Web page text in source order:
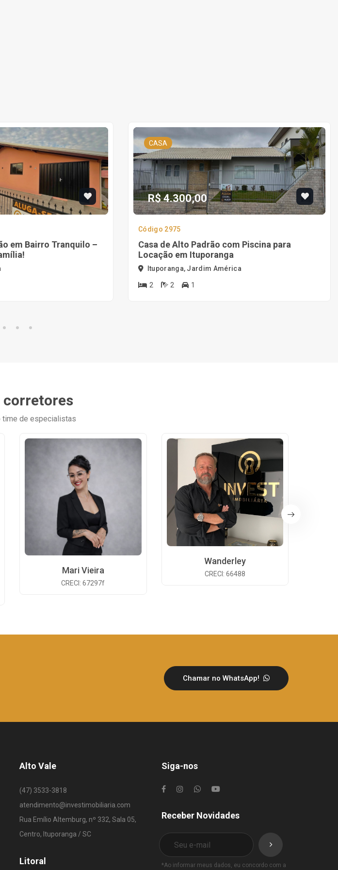
em Bairro Tranquilo –
CASA
R$ 4.300,00
Código 2975
Casa de Alto Padrão com Piscina para
Locação em Ituporanga
Ituporanga, Jardim América
2 2 1
corretores
time de especialistas
Mari Vieira
CRECI: 67297f
Wanderley
CRECI: 66488
Chamar no WhatsApp!
Alto Vale
(47) 3533-3818
atendimento@investimobiliaria.com
Rua Emílio Altemburg, nº 332, Sala 05,
Centro, Ituporanga / SC
Litoral
Siga-nos
Receber Novidades
*Ao informar meus dados, eu concordo com a